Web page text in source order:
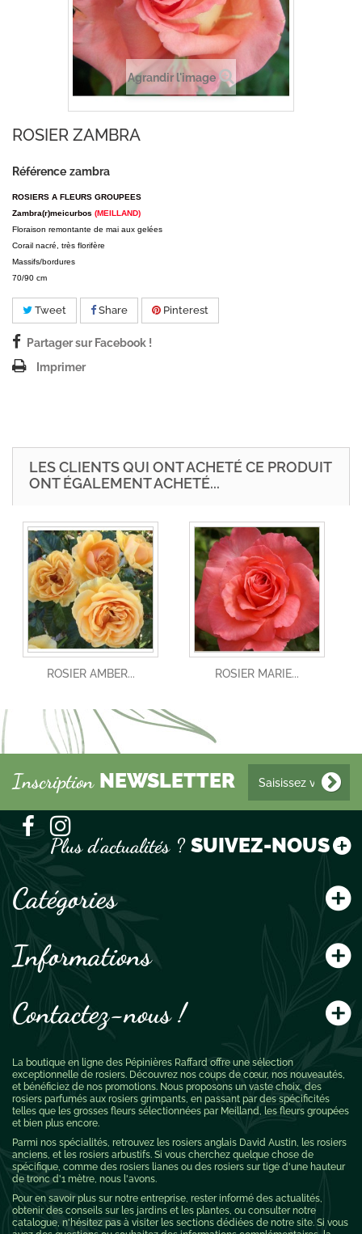
Agrandir l'image
ROSIER ZAMBRA
Référence zambra
ROSIERS A FLEURS GROUPEES
Zambra(r)meicurbos (MEILLAND)
Floraison remontante de mai aux gelées
Corail nacré, très florifère
Massifs/bordures
70/90 cm
Tweet Share Pinterest
Partager sur Facebook !
Imprimer
LES CLIENTS QUI ONT ACHETÉ CE PRODUIT
ONT ÉGALEMENT ACHETÉ...
ROSIER AMBER... ROSIER MARIE...
Inscription NEWSLETTER
Plus d'actualités ? SUIVEZ-NOUS !
Catégories
Informations
Contactez-nous !
La boutique en ligne des Pépinières Raffard offre une sélection
exceptionnelle de rosiers. Découvrez nos coups de cœur, nos nouveautés,
et bénéficiez de nos promotions. Nous proposons un vaste choix, des
rosiers parfumés aux rosiers grimpants, en passant par des spécificités
telles que les grosses fleurs sélectionnées par Meilland, les fleurs groupées
et bien plus encore.
Parmi nos spécialités, retrouvez les rosiers anglais David Austin, les rosiers
anciens, et les rosiers arbustifs. Si vous cherchez quelque chose de
spécifique, comme des rosiers lianes ou des rosiers sur tige d'une hauteur
de tronc d'1 mètre, nous l'avons.
Pour en savoir plus sur notre entreprise, rester informé des actualités,
obtenir des conseils sur les jardins et les plantes, ou consulter notre
catalogue, n'hésitez pas à visiter les sections dédiées de notre site. Si vous